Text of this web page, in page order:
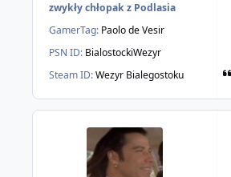
zwykły chłopak z Podlasia
GamerTag: Paolo de Vesir
PSN ID: BialostockiWezyr
Steam ID:Wezyr Bialegostoku